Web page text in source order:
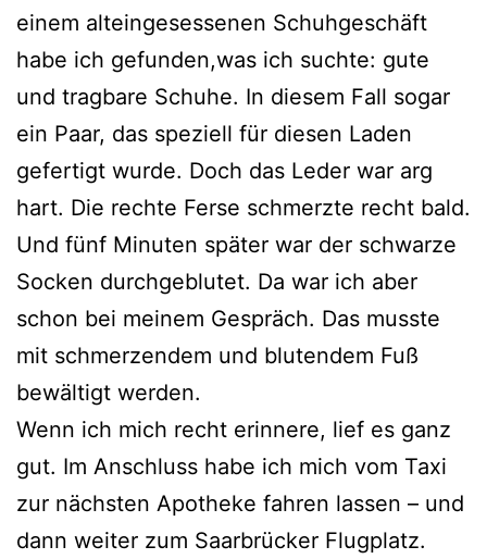
einem alteingesessenen Schuhgeschäft
habe ich gefunden,was ich suchte: gute
und tragbare Schuhe. In diesem Fall sogar
ein Paar, das speziell für diesen Laden
gefertigt wurde. Doch das Leder war arg
hart. Die rechte Ferse schmerzte recht bald.
Und fünf Minuten später war der schwarze
Socken durchgeblutet. Da war ich aber
schon bei meinem Gespräch. Das musste
mit schmerzendem und blutendem Fuß
bewältigt werden.
Wenn ich mich recht erinnere, lief es ganz
gut. Im Anschluss habe ich mich vom Taxi
zur nächsten Apotheke fahren lassen – und
dann weiter zum Saarbrücker Flugplatz.